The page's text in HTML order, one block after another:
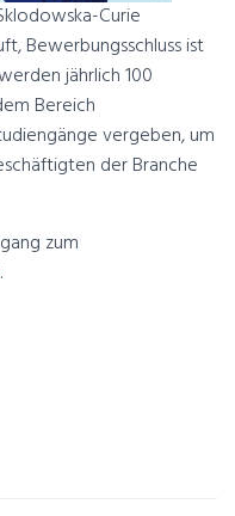
Curie
Bewerbungsschluss ist
jährlich 100
Bereich
vergeben, um
der Branche
zum
.